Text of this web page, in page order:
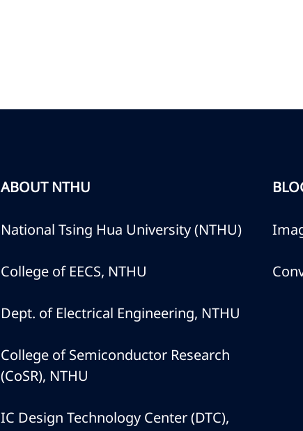
ABOUT NTHU
National Tsing Hua University (NTHU)
College of EECS, NTHU
Dept. of Electrical Engineering, NTHU
College of Semiconductor Research
(CoSR), NTHU
IC Design Technology Center (DTC),